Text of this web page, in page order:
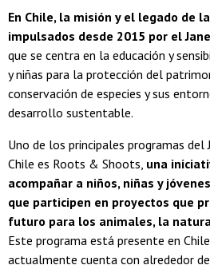
En Chile, la misión y el legado de
impulsados desde 2015 por el
que se centra en la educación y
y niñas para la protección del
conservación de especies y sus
desarrollo sustentable.
Uno de los principales programas
Chile es Roots & Shoots, una
acompañar a niños, niñas y
que participen en proyectos que
futuro para los animales, la
Este programa está presente en
actualmente cuenta con alrededor